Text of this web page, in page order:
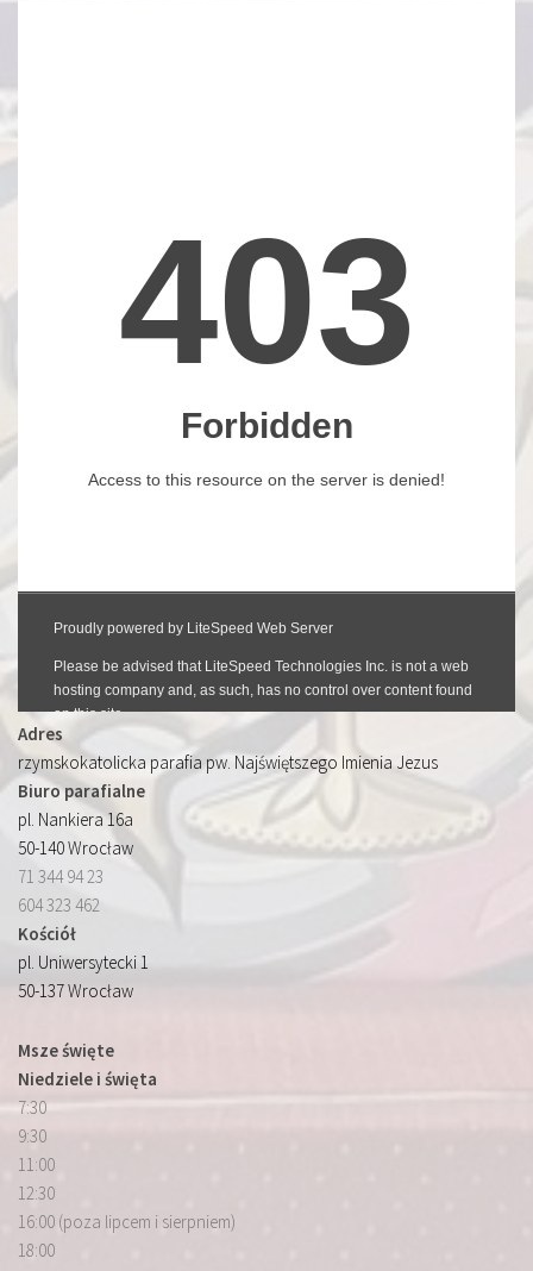
Adres
rzymskokatolicka parafia pw. Najświętszego Imienia Jezus
Biuro parafialne
pl. Nankiera 16a
50-140 Wrocław
71 344 94 23
604 323 462
Kościół
pl. Uniwersytecki 1
50-137 Wrocław
Msze święte
Niedziele i święta
7:30
9:30
11:00
12:30
16:00 (poza lipcem i sierpniem)
18:00